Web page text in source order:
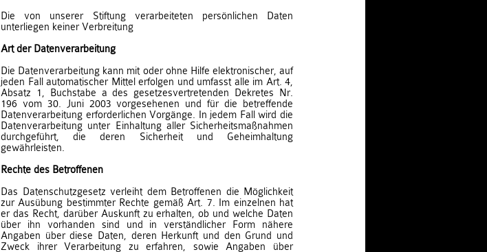
Die von unserer Stiftung verarbeiteten persönlichen Daten
unterliegen keiner Verbreitung
Art der Datenverarbeitung
Die Datenverarbeitung kann mit oder ohne Hilfe elektronischer, auf
jeden Fall automatischer Mittel erfolgen und umfasst alle im Art. 4,
Absatz 1, Buchstabe a des gesetzesvertretenden Dekretes Nr.
196 vom 30. Juni 2003 vorgesehenen und für die betreffende
Datenverarbeitung erforderlichen Vorgänge. In jedem Fall wird die
Datenverarbeitung unter Einhaltung aller Sicherheitsmaßnahmen
durchgeführt, die deren Sicherheit und Geheimhaltung
gewährleisten.
Rechte des Betroffenen
Das Datenschutzgesetz verleiht dem Betroffenen die Möglichkeit
zur Ausübung bestimmter Rechte gemäß Art. 7. Im einzelnen hat
er das Recht, darüber Auskunft zu erhalten, ob und welche Daten
über ihn vorhanden sind und in verständlicher Form nähere
Angaben über diese Daten, deren Herkunft und den Grund und
Zweck ihrer Verarbeitung zu erfahren, sowie Angaben über